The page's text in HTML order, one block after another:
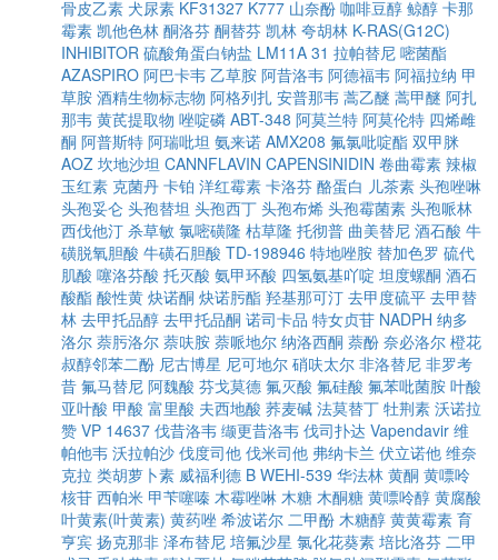
骨皮乙素 犬尿素 KF31327 K777 山奈酚 咖啡豆醇 鲸醇 卡那
霉素 凯他色林 酮洛芬 酮替芬 凯林 夸胡林 K-RAS(G12C)
INHIBITOR 硫酸角蛋白钠盐 LM11A 31 拉帕替尼 嘧菌酯
AZASPIRO 阿巴卡韦 乙草胺 阿昔洛韦 阿德福韦 阿福拉纳 甲
草胺 酒精生物标志物 阿格列扎 安普那韦 蒿乙醚 蒿甲醚 阿扎
那韦 黄芪提取物 唑啶磷 ABT-348 阿莫兰特 阿莫伦特 四烯雌
酮 阿普斯特 阿瑞吡坦 氨来诺 AMX208 氟氯吡啶酯 双甲脒
AOZ 坎地沙坦 CANNFLAVIN CAPENSINIDIN 卷曲霉素 辣椒
玉红素 克菌丹 卡铂 洋红霉素 卡洛芬 酪蛋白 儿茶素 头孢唑啉
头孢妥仑 头孢替坦 头孢西丁 头孢布烯 头孢霉菌素 头孢哌林
西伐他汀 杀草敏 氯嘧磺隆 枯草隆 托彻普 曲美替尼 酒石酸 牛
磺脱氧胆酸 牛磺石胆酸 TD-198946 特地唑胺 替加色罗 硫代
肌酸 噻洛芬酸 托灭酸 氨甲环酸 四氢氨基吖啶 坦度螺酮 酒石
酸酯 酸性黄 炔诺酮 炔诺肟酯 羟基那可汀 去甲度硫平 去甲替
林 去甲托品醇 去甲托品酮 诺司卡品 特女贞苷 NADPH 纳多
洛尔 萘肟洛尔 萘呋胺 萘哌地尔 纳洛西酮 萘酚 奈必洛尔 橙花
叔醇邻苯二酚 尼古博星 尼可地尔 硝呋太尔 非洛替尼 非罗考
昔 氟马替尼 阿魏酸 芬戈莫德 氟灭酸 氟硅酸 氟苯吡菌胺 叶酸
亚叶酸 甲酸 富里酸 夫西地酸 荞麦碱 法莫替丁 牡荆素 沃诺拉
赞 VP 14637 伐昔洛韦 缬更昔洛韦 伐司扑达 Vapendavir 维
帕他韦 沃拉帕沙 伐度司他 伐米司他 弗纳卡兰 伏立诺他 维奈
克拉 类胡萝卜素 威福利德 B WEHI-539 华法林 黄酮 黄嘌呤
核苷 西帕米 甲苄噻嗪 木霉唑啉 木糖 木酮糖 黄嘌呤醇 黄腐酸
叶黄素(叶黄素) 黄药唑 希波诺尔 二甲酚 木糖醇 黄黄霉素 育
亨宾 扬克那非 泽布替尼 培氟沙星 氯化花葵素 培比洛芬 二甲